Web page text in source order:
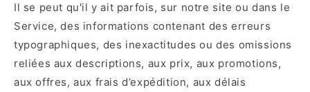
Il se peut qu'il y ait parfois, sur notre site ou dans le
Service, des informations contenant des erreurs
typographiques, des inexactitudes ou des omissions
reliées aux descriptions, aux prix, aux promotions,
aux offres, aux frais d’expédition, aux délais